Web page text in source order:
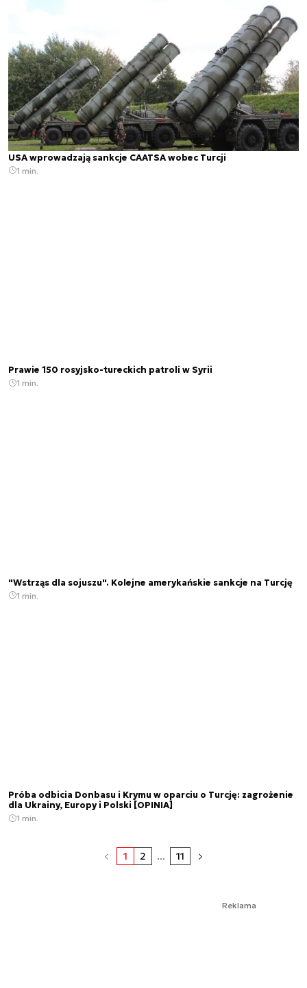
USA wprowadzają sankcje CAATSA wobec Turcji
1 min.
Prawie 150 rosyjsko-tureckich patroli w Syrii
1 min.
"Wstrząs dla sojuszu". Kolejne amerykańskie sankcje na Turcję
1 min.
Próba odbicia Donbasu i Krymu w oparciu o Turcję: zagrożenie
dla Ukrainy, Europy i Polski [OPINIA]
1 min.
1 2 ... 11
Reklama